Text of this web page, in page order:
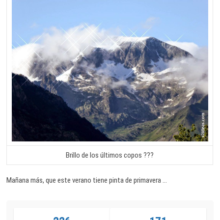
Brillo de los últimos copos ???
Mañana más, que este verano tiene pinta de primavera …